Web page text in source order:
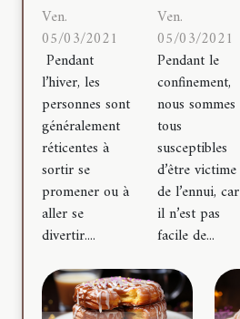
Ven.
05/03/2021
Pendant
l’hiver, les
personnes sont
généralement
réticentes à
sortir se
promener ou à
aller se
divertir....
Ven.
05/03/2021
Pendant le
confinement,
nous sommes
tous
susceptibles
d’être victime
de l’ennui, car
il n’est pas
facile de...